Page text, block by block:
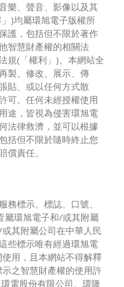
樂、聲音、影像以及其
)均屬環旭電子版權所
護，包括但不限於著作
智慧財產權的相關法
規(「權利」)。本網站全
製、修改、展示、傳
貼、或以任何方式散
可。任何未經授權使用
途，皆視為侵害環旭電
法律救濟，並可以根據
括但不限於隨時終止您
償責任。
務標示、標誌、口號、
屬環旭電子和/或其附屬
其附屬公司在中華人民
些標示唯有經過環旭電
用，且本網站不得解釋
之智慧財產權的使用許
電股份有限公司、環隆